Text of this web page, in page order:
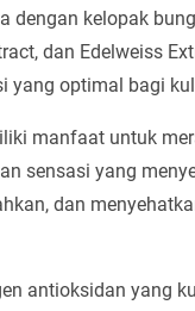
dengan kelopak
dan Edelweiss
yang optimal bagi
manfaat untuk
sensasi yang
dan
antioksidan yang